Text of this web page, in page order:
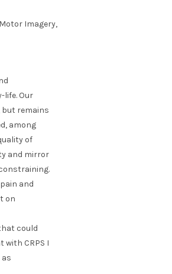
Imagery,
life. Our
remains
among
of
and mirror
and
on
could
CRPS I